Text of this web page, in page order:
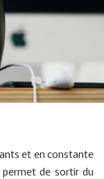
et en constante
permet de sortir du